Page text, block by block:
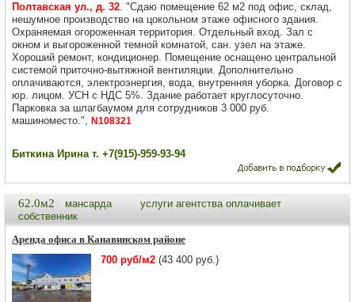
Полтавская ул., д. 32. "Сдаю помещение 62 м2 под офис, склад,
нешумное производство на цокольном этаже офисного здания.
Охраняемая огороженная территория. Отдельный вход. Зал с
окном и выгороженной темной комнатой, сан. узел на этаже.
Хороший ремонт, кондиционер. Помещение оснащено центральной
системой приточно-вытяжной вентиляции. Дополнительно
оплачиваются, электроэнергия, вода, внутренняя уборка. Договор с
юр. лицом. УСН с НДС 5%. Здание работает круглосуточно.
Парковка за шлагбаумом для сотрудников 3 000 руб.
машиноместо.", N108321
Биткина Ирина т. +7(915)-959-93-94
62.0м2 мансарда
услуги агентства оплачивает
собственник
Аренда офиса в Канавинском районе
700 руб/м2 (43 400 руб.)